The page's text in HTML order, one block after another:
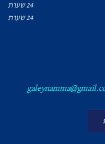
24 שעות
24 שעות